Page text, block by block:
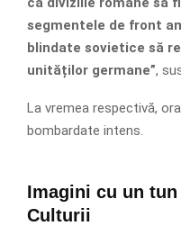
segmentele de front
blindate sovietice să
unităților germane”,
La vremea respectivă,
bombardate intens.
Imagini cu un
Culturii